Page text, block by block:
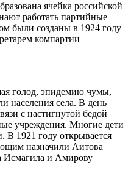
ячейка российской
работать партийные
были созданы в 1924 году
компартии
голод, эпидемию чумы,
населения села. В день
с настигнутой бедой
учреждения. Многие дети
В 1921 году открывается
назначили Аитова
Исмагила и Амирову